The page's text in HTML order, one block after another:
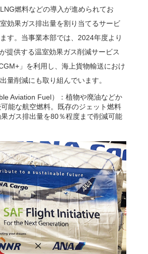
燃料などの導入が進められてお
効果ガス排出量を割り当てるサービ
す。当事業本部では、2024年度より
提供する温室効果ガス削減サービス
」を利用し、海上貨物輸送におけ
量削減にも取り組んでいます。
Aviation Fuel）：植物や廃油などか
能な航空燃料。既存のジェット燃料
ガス排出量を80％程度まで削減可能